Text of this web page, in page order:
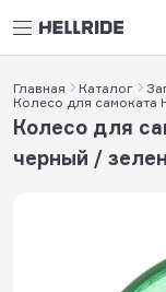
Главная Каталог
Колесо для самоката
Колесо для
черный /